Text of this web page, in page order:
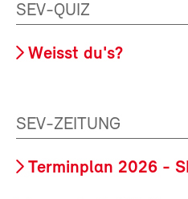
SEV-QUIZ
Weisst du's?
SEV-ZEITUNG
Terminplan 2026 -